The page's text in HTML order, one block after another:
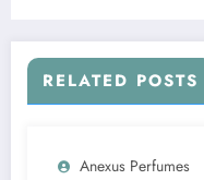
RELATED POSTS
Anexus Perfumes